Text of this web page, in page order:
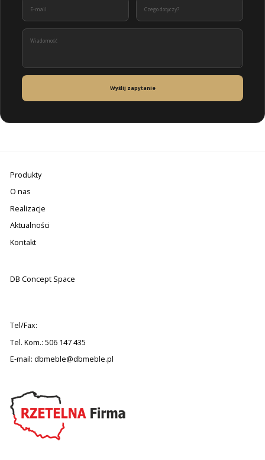
Wyślij zapytanie
Produkty
O nas
Realizacje
Aktualności
Kontakt
DB Concept Space
Tel/Fax:
Tel. Kom.: 506 147 435
E-mail: dbmeble@dbmeble.pl